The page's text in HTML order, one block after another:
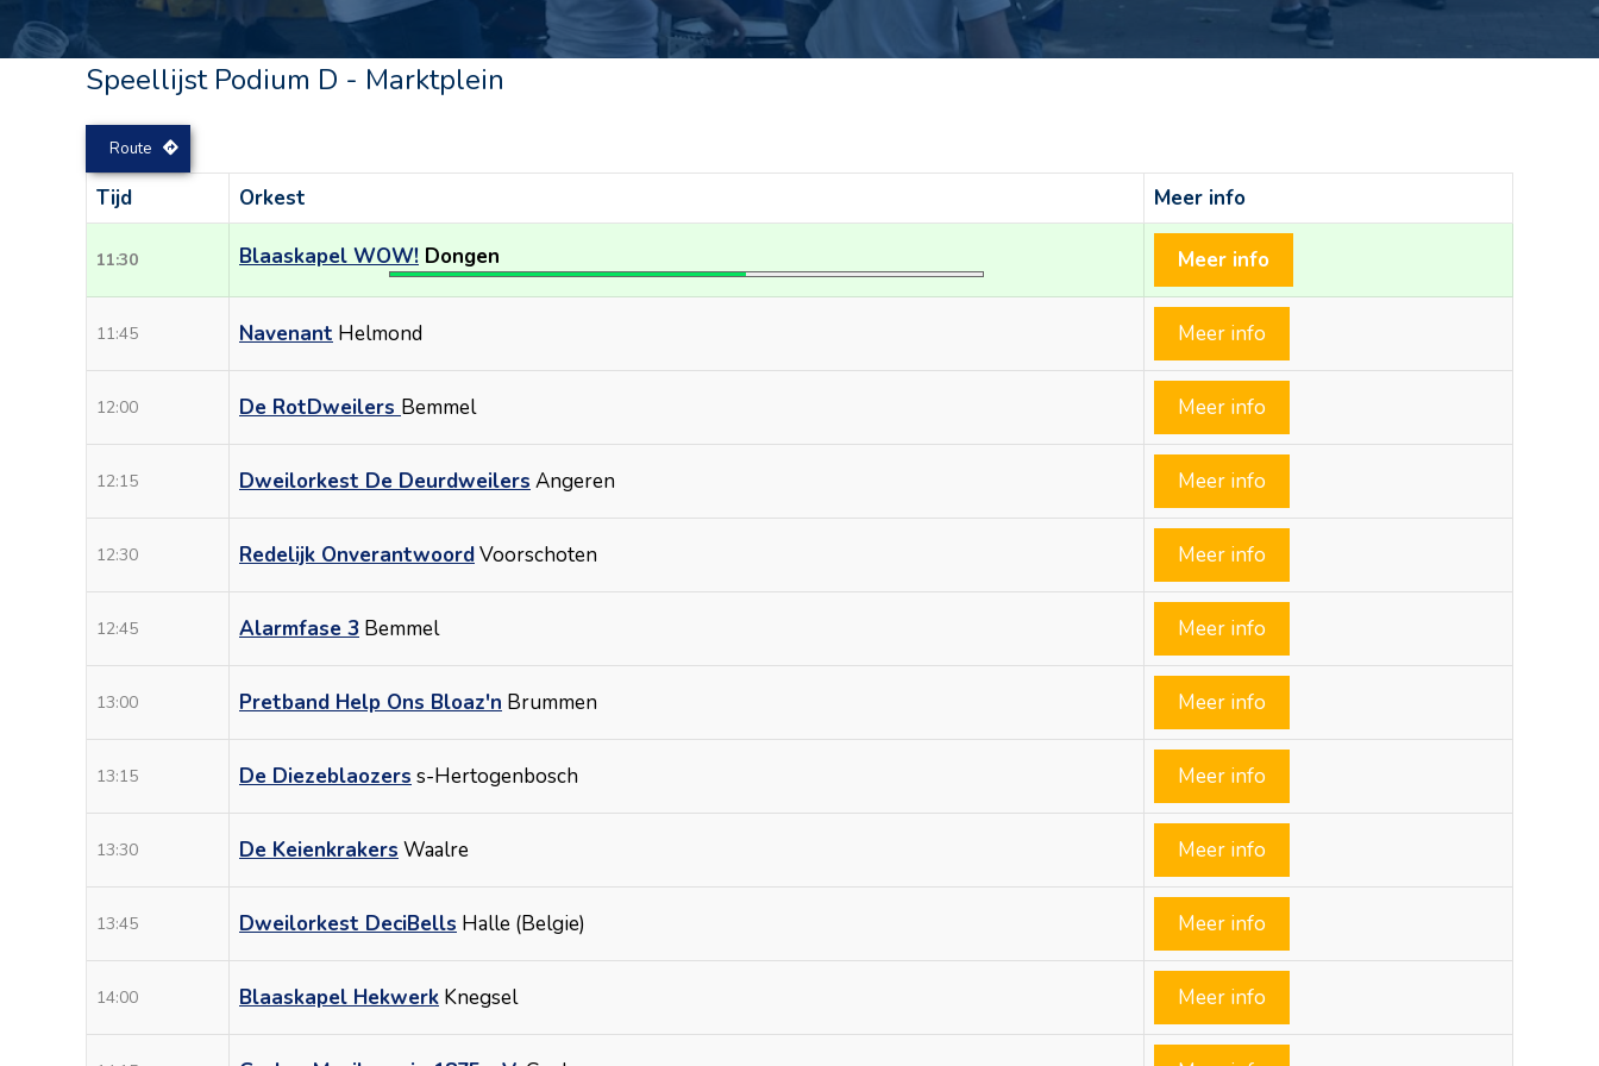
Speellijst Podium D - Marktplein
Route
Tijd Orkest Meer info
11:30 Blaaskapel WOW! Dongen Meer info
11:45 Navenant Helmond Meer info
12:00 De RotDweilers Bemmel Meer info
12:15 Dweilorkest De Deurdweilers Angeren Meer info
12:30 Redelijk OnverantwoordVoorschoten Meer info
12:45 Alarmfase 3 Bemmel Meer info
13:00 Pretband Help Ons Bloaz'n Brummen Meer info
13:15 De Diezeblaozers s-Hertogenbosch Meer info
13:30 De Keienkrakers Waalre Meer info
13:45 Dweilorkest DeciBells Halle (Belgie) Meer info
14:00 Blaaskapel Hekwerk Knegsel Meer info